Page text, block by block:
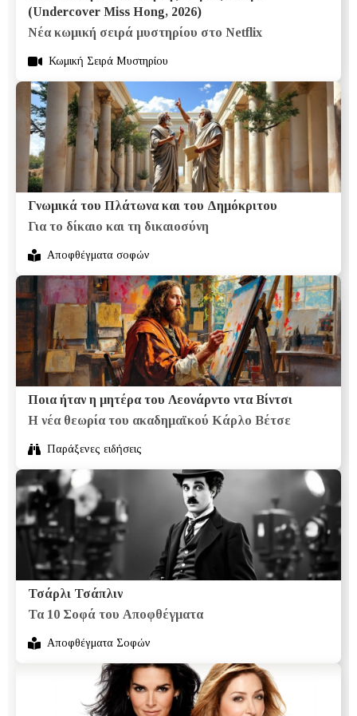
(Undercover Miss Hong, 2026)
Νέα κωμική σειρά μυστηρίου στο Netflix
Κωμική Σειρά Μυστηρίου
Γνωμικά του Πλάτωνα και του Δημόκριτου
Για το δίκαιο και τη δικαιοσύνη
Αποφθέγματα σοφών
Ποια ήταν η μητέρα του Λεονάρντο ντα Βίντσι
Η νέα θεωρία του ακαδημαϊκού Κάρλο Βέτσε
Παράξενες ειδήσεις
Τσάρλι Τσάπλιν
Τα 10 Σοφά του Αποφθέγματα
Αποφθέγματα Σοφών